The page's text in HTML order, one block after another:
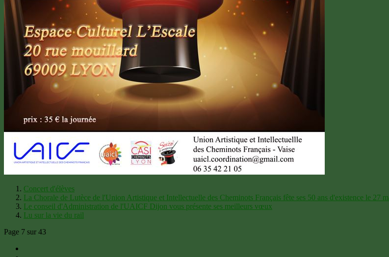
Concert d'élèves
La Chorale de Lutèce de l'Union Artistique et Intellectuelle des Cheminots Français fête ses 50 ans d'existence le 27
Le conseil d'Administration de l'UAICF Dijon vous présente ses meilleurs vœux
Lu sur la vie du rail
Page 7 sur 43